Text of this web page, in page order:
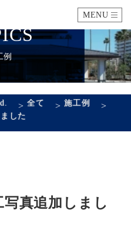
MENU
つ アクセス
例
>全て >施工例 >
した
真追加しまし